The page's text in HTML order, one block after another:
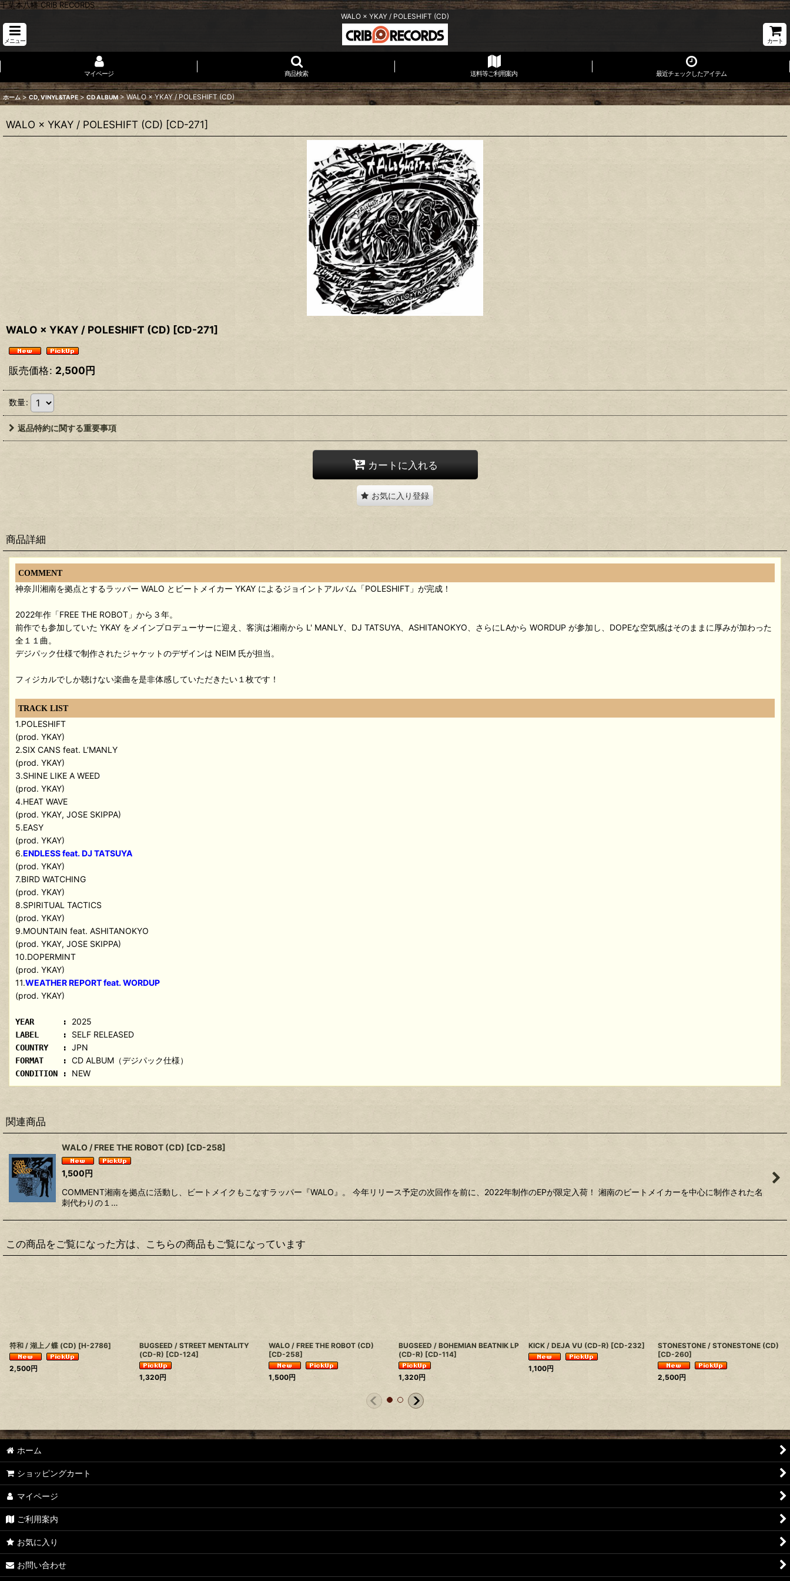
千葉本八幡 CRIB RECORDS
WALO × YKAY / POLESHIFT (CD)
メニュー カート
マイページ 商品検索 送料等ご利用案内 最近チェックしたアイテム
ホーム > CD, VINYL&TAPE > CD ALBUM > WALO × YKAY / POLESHIFT (CD)
WALO × YKAY / POLESHIFT (CD) [CD-271]
WALO × YKAY / POLESHIFT (CD) [CD-271]
販売価格: 2,500円
数量:
返品特約に関する重要事項
カートに入れる
お気に入り登録
商品詳細
COMMENT
神奈川湘南を拠点とするラッパー WALO とビートメイカー YKAY によるジョイントアルバム「POLESHIFT」が完成！
2022年作「FREE THE ROBOT」から３年。
前作でも参加していた YKAY をメインプロデューサーに迎え、客演は湘南から L' MANLY、DJ TATSUYA、ASHITANOKYO、さらにLAから WORDUP が参加し、DOPEな空気感はそのままに厚みが加わった
全１１曲。
デジパック仕様で制作されたジャケットのデザインは NEIM 氏が担当。
フィジカルでしか聴けない楽曲を是非体感していただきたい１枚です！
TRACK LIST
1.POLESHIFT
(prod. YKAY)
2.SIX CANS feat. L’MANLY
(prod. YKAY)
3.SHINE LIKE A WEED
(prod. YKAY)
4.HEAT WAVE
(prod. YKAY, JOSE SKIPPA)
5.EASY
(prod. YKAY)
6.ENDLESS feat. DJ TATSUYA
(prod. YKAY)
7.BIRD WATCHING
(prod. YKAY)
8.SPIRITUAL TACTICS
(prod. YKAY)
9.MOUNTAIN feat. ASHITANOKYO
(prod. YKAY, JOSE SKIPPA)
10.DOPERMINT
(prod. YKAY)
11.WEATHER REPORT feat. WORDUP
(prod. YKAY)
YEAR : 2025
LABEL : SELF RELEASED
COUNTRY : JPN
FORMAT : CD ALBUM（デジパック仕様）
CONDITION : NEW
関連商品
WALO / FREE THE ROBOT (CD) [CD-258]
1,500円
COMMENT湘南を拠点に活動し、ビートメイクもこなすラッパー『WALO』。 今年リリース予定の次回作を前に、2022年制作のEPが限定入荷！ 湘南のビートメイカーを中心に制作された名
刺代わりの１…
この商品をご覧になった方は、こちらの商品もご覧になっています
符和 / 湖上ノ蝶 (CD) [H-2786]
2,500円
BUGSEED / STREET MENTALITY
(CD-R) [CD-124]
1,320円
WALO / FREE THE ROBOT (CD)
[CD-258]
1,500円
BUGSEED / BOHEMIAN BEATNIK LP
(CD-R) [CD-114]
1,320円
KICK / DEJA VU (CD-R) [CD-232]
1,100円
STONESTONE / STONESTONE (CD)
[CD-260]
2,500円
ホーム
ショッピングカート
マイページ
ご利用案内
お気に入り
お問い合わせ